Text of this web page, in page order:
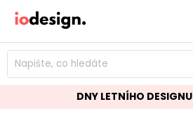
DNY LETNÍHO DESIGNU